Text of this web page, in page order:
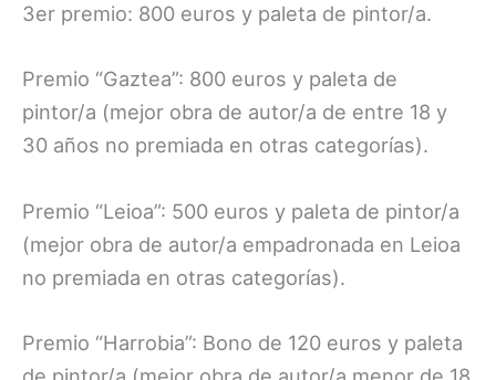
3er premio: 800 euros y paleta de pintor/a.
Premio “Gaztea”: 800 euros y paleta de
pintor/a (mejor obra de autor/a de entre 18 y
30 años no premiada en otras categorías).
Premio “Leioa”: 500 euros y paleta de pintor/a
(mejor obra de autor/a empadronada en Leioa
no premiada en otras categorías).
Premio “Harrobia”: Bono de 120 euros y paleta